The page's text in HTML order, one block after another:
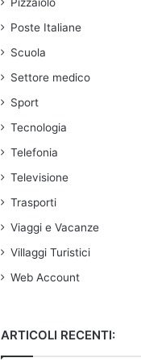
Poste Italiane
Scuola
Settore medico
Sport
Tecnologia
Telefonia
Televisione
Trasporti
Viaggi e Vacanze
Villaggi Turistici
Web Account
ARTICOLI RECENTI: